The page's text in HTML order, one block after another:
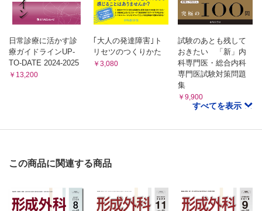
日常診療に活かす診
療ガイドラインUP-
TO-DATE 2024-2025
￥13,200
｢大人の発達障害｣ト
リセツのつくりかた
￥3,080
試験のあとも残して
おきたい 「新」内
科専門医・総合内科
専門医試験対策問題
集
￥9,900
すべてを表示
この商品に関連する商品